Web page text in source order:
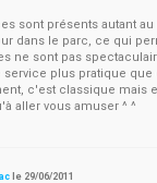
sont présents autant
dans le parc, ce qui
ne sont pas
plus pratique que
c'est classique mais
aller vous amuser ^ ^
le 29/06/2011